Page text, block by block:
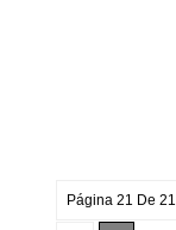
Página 21 De 21